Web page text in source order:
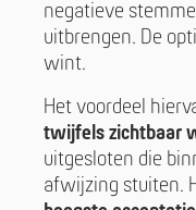
negatieve
uitbrengen. De
wint.
Het voordeel
twijfels zichtbaar
uitgesloten die
afwijzing stuiten.